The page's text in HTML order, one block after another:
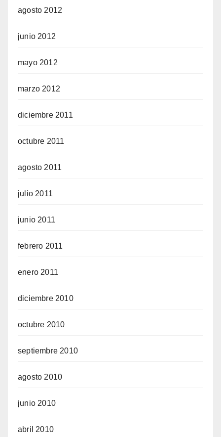
agosto 2012
junio 2012
mayo 2012
marzo 2012
diciembre 2011
octubre 2011
agosto 2011
julio 2011
junio 2011
febrero 2011
enero 2011
diciembre 2010
octubre 2010
septiembre 2010
agosto 2010
junio 2010
abril 2010